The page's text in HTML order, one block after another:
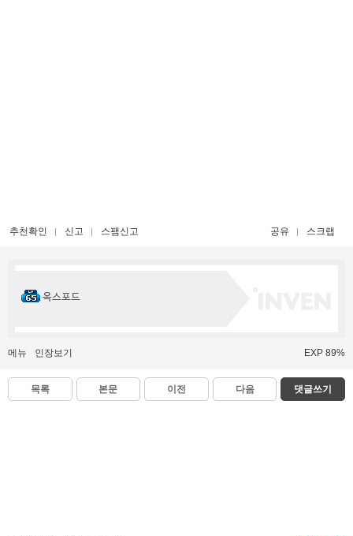
추천확인 신고 스팸신고 공유 스크랩
옥스포드
메뉴 인장보기 EXP 89%
목록 본문 이전 다음 댓글쓰기